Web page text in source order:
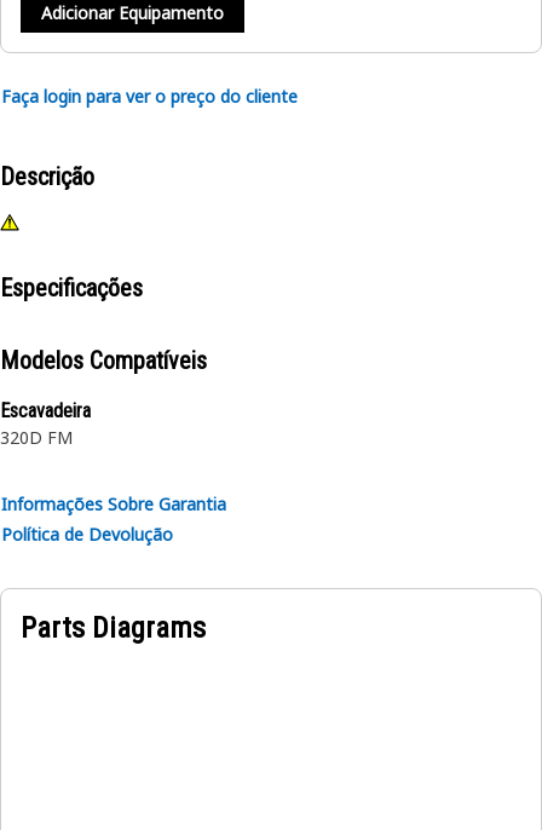
Adicionar Equipamento
Faça login para ver o preço do cliente
Descrição
Especificações
Modelos Compatíveis
Escavadeira
320D FM
Informações Sobre Garantia
Política de Devolução
Parts Diagrams